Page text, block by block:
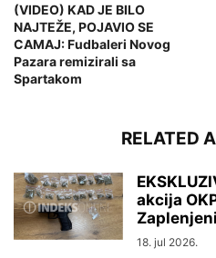
(VIDEO) KAD JE BILO
NAJTEŽE, POJAVIO SE
CAMAJ: Fudbaleri Novog
Pazara remizirali sa
Spartakom
RELATED
akcija
18. jul 2026.